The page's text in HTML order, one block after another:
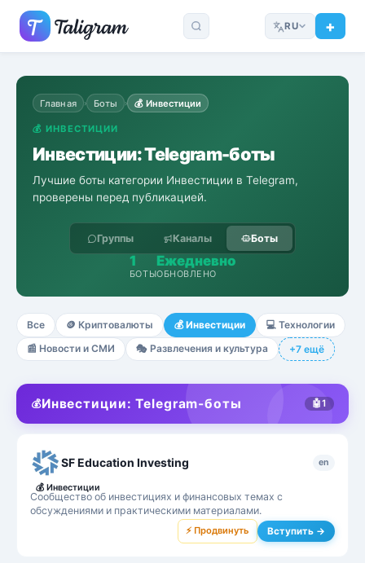
RU
Главная › Боты › 💰 Инвестиции
💰 ИНВЕСТИЦИИ
Инвестиции: Telegram-боты
Лучшие боты категории Инвестиции в Telegram,
проверены перед публикацией.
Группы Каналы Боты
1
БОТЫ
Ежедневно
ОБНОВЛЕНО
Все 🪙 Криптовалюты 💰 Инвестиции 💻 Технологии
📰 Новости и СМИ 🎭 Развлечения и культура +7 ещё
💰Инвестиции: Telegram-боты 🤖1
SF Education Investing en
Сообщество об инвестициях и финансовых темах с
обсуждениями и практическими материалами.
💰 Инвестиции
⚡ Продвинуть Вступить →